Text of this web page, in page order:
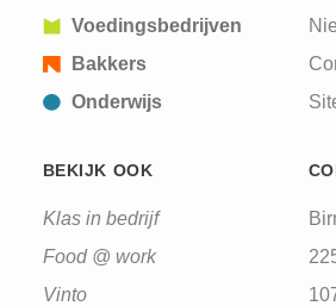
Voedingsbedrijven
Bakkers
Onderwijs
BEKIJK OOK
Klas in bedrijf
Food @ work
Vinto